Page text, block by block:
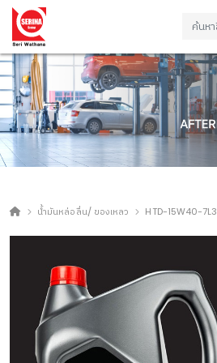
น้ำมันหล่อลื่น/ ของเหลว HTD-15W40-7L3